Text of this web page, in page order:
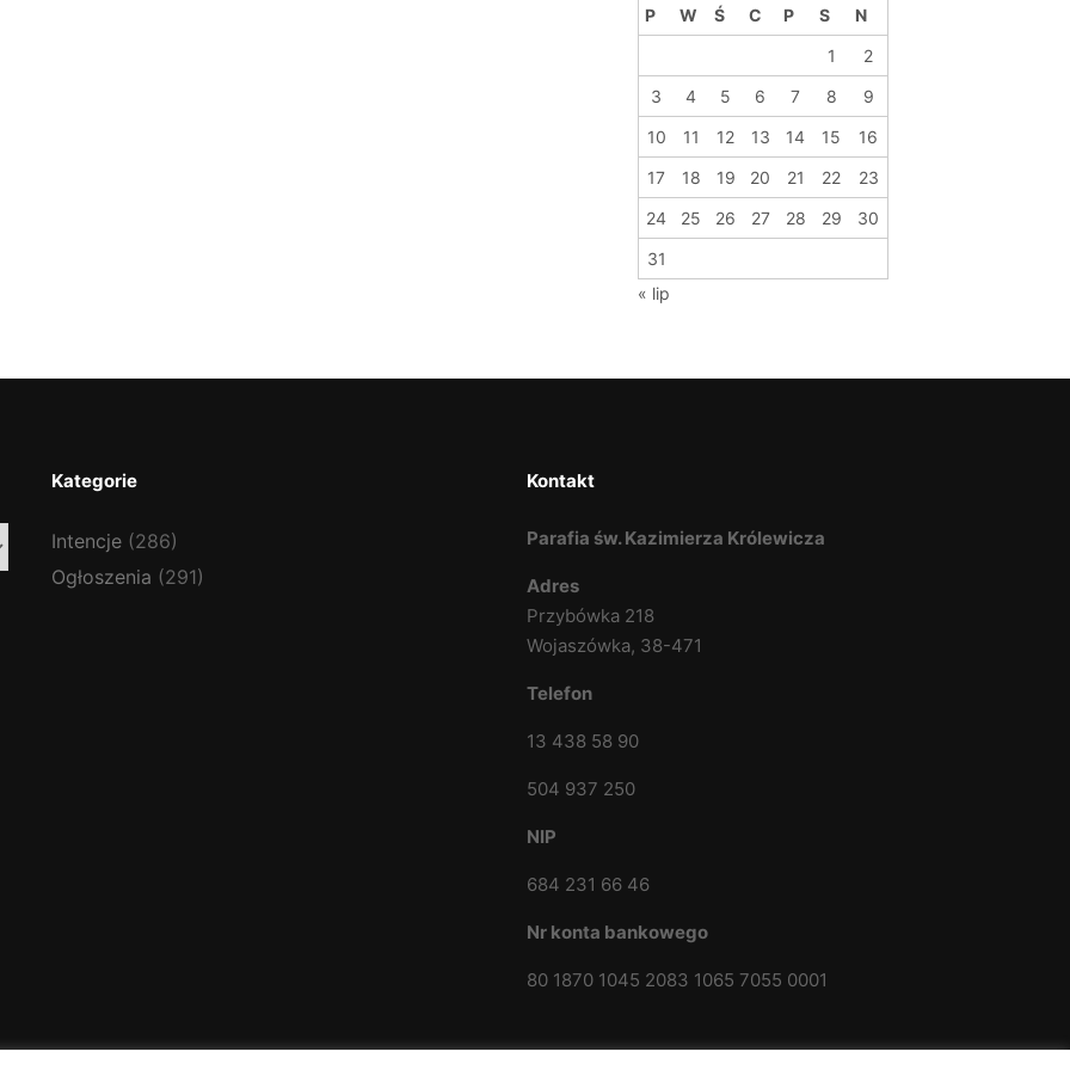
P W Ś C P S
N
1
2
3
4 5 6 7 8
9
10
11 12 13 14 15
16
17
18 19 20 21 22
23
24
25 26 27 28 29
30
31
« lip
Kategorie
Intencje(286)
Ogłoszenia (291)
Kontakt
Parafia św. Kazimierza Królewicza
Adres
Przybówka 218
Wojaszówka, 38-471
Telefon
13 438 58 90
504 937 250
NIP
684 231 66 46
Nr konta bankowego
80 1870 1045 2083 1065 7055 0001